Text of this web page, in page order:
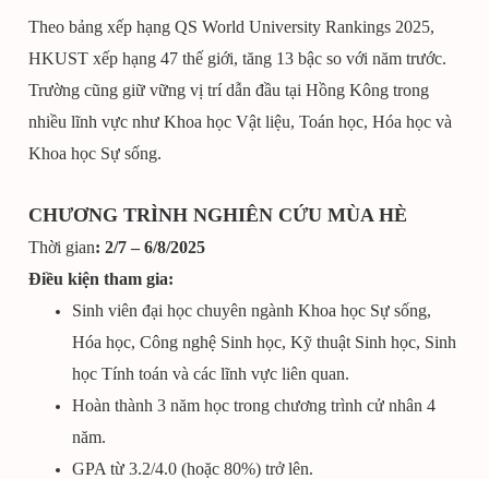
Theo bảng xếp hạng QS World University Rankings 2025,
HKUST xếp hạng 47 thế giới, tăng 13 bậc so với năm trước.
Trường cũng giữ vững vị trí dẫn đầu tại Hồng Kông trong
nhiều lĩnh vực như Khoa học Vật liệu, Toán học, Hóa học và
Khoa học Sự sống.
CHƯƠNG TRÌNH NGHIÊN CỨU MÙA HÈ
Thời gian: 2/7 – 6/8/2025
Điều kiện tham gia:
Sinh viên đại học chuyên ngành Khoa học Sự sống,
Hóa học, Công nghệ Sinh học, Kỹ thuật Sinh học, Sinh
học Tính toán và các lĩnh vực liên quan.
Hoàn thành 3 năm học trong chương trình cử nhân 4
năm.
GPA từ 3.2/4.0 (hoặc 80%) trở lên.